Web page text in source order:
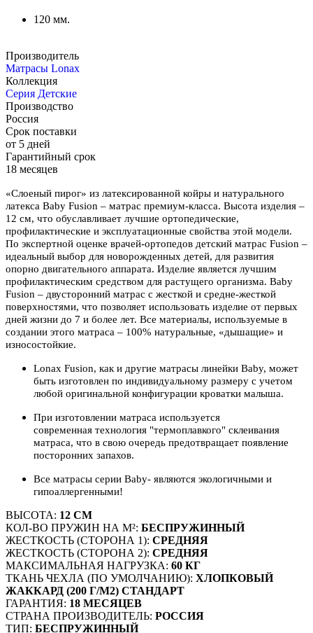
120 мм.
Производитель
Матрасы Lonax
Коллекция
Серия Детские
Производство
Россия
Срок поставки
от 5 дней
Гарантийный срок
18 месяцев
«Слоеный пирог» из латексированной койры и натурального
латекса Baby Fusion – матрас премиум-класса. Высота изделия –
12 см, что обуславливает лучшие ортопедические,
профилактические и эксплуатационные свойства этой модели.
По экспертной оценке врачей-ортопедов детский матрас Fusion –
идеальный выбор для новорожденных детей, для развития
опорно двигательного аппарата. Изделие является лучшим
профилактическим средством для растущего организма. Baby
Fusion – двусторонний матрас с жесткой и средне-жесткой
поверхностями, что позволяет использовать изделие от первых
дней жизни до 7 и более лет. Все материалы, используемые в
создании этого матраса – 100% натуральные, «дышащие» и
износостойкие.
Lonax Fusion, как и другие матрасы линейки Baby, может
быть изготовлен по индивидуальному размеру с учетом
любой оригинальной конфигурации кроватки малыша.
При изготовлении матраса используется
современная технология "термоплавкого" склеивания
матраса, что в свою очередь предотвращает появление
посторонних запахов.
Все матрасы серии Baby- являются экологичными и
гипоаллергенными!
ВЫСОТА: 12 СМ
КОЛ-ВО ПРУЖИН НА М²: БЕСПРУЖИННЫЙ
ЖЕСТКОСТЬ (СТОРОНА 1): СРЕДНЯЯ
ЖЕСТКОСТЬ (СТОРОНА 2): СРЕДНЯЯ
МАКСИМАЛЬНАЯ НАГРУЗКА: 60 КГ
ТКАНЬ ЧЕХЛА (ПО УМОЛЧАНИЮ): ХЛОПКОВЫЙ
ЖАККАРД (200 Г/М2) СТАНДАРТ
ГАРАНТИЯ: 18 МЕСЯЦЕВ
СТРАНА ПРОИЗВОДИТЕЛЬ: РОССИЯ
ТИП: БЕСПРУЖИННЫЙ